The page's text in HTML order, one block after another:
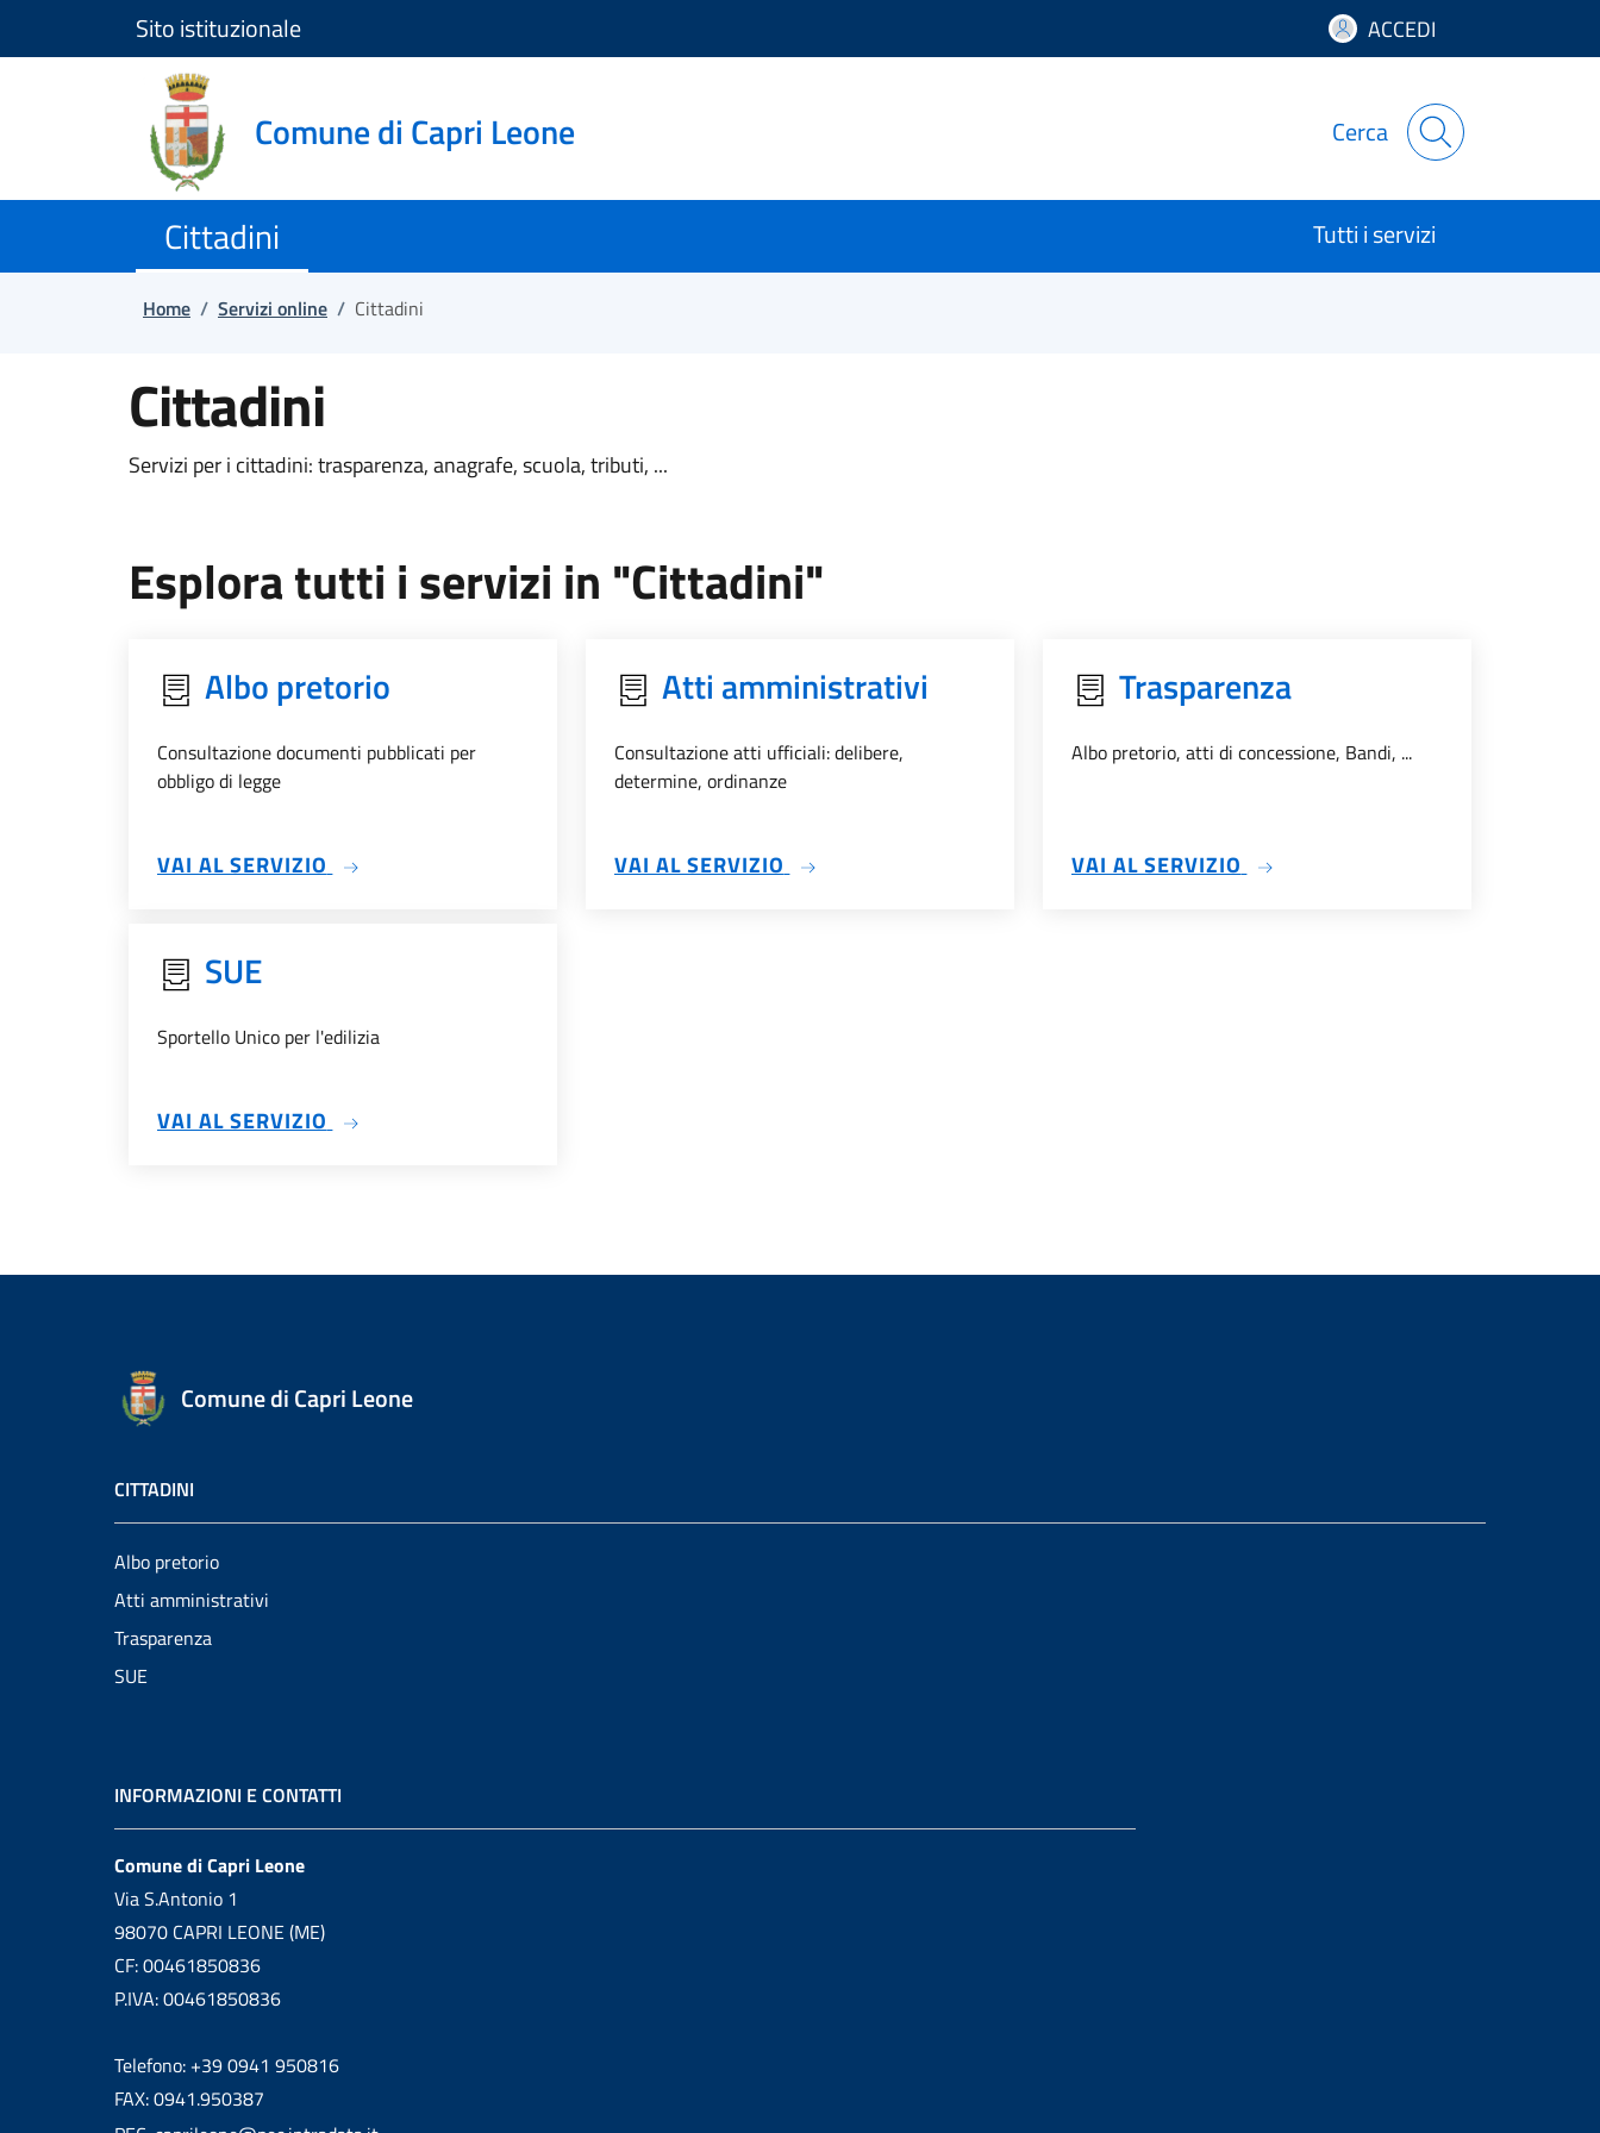
Salta e vai al contenuto
Salta e vai al footer
Sito istituzionale ACCEDI
Comune di Capri Leone Cerca
Cittadini Tutti i servizi
Home / Servizi online / Cittadini
Cittadini
Servizi per i cittadini: trasparenza, anagrafe, scuola, tributi, ...
Esplora tutti i servizi in "Cittadini"
Albo pretorio
Consultazione documenti pubblicati per
obbligo di legge
VAI AL SERVIZIO SU ALBO PRETORIO
Atti amministrativi
Consultazione atti ufficiali: delibere,
determine, ordinanze
VAI AL SERVIZIO SU ATTI AMMINISTRATIVI
Trasparenza
Albo pretorio, atti di concessione, Bandi, ...
VAI AL SERVIZIO SU TRASPARENZA
SUE
Sportello Unico per l'edilizia
VAI AL SERVIZIO SU SUE
Comune di Capri Leone
CITTADINI
Albo pretorio
Atti amministrativi
Trasparenza
SUE
INFORMAZIONI E CONTATTI
Comune di Capri Leone
Via S.Antonio 1
98070 CAPRI LEONE (ME)
CF: 00461850836
P.IVA: 00461850836
Telefono: +39 0941 950816
FAX: 0941.950387